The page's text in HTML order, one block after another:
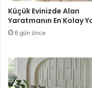
koltuklarla uyum
Monokrom renkler,
açısından küçük
olmasını sağlar ve sık
Küçük Evinizde Alan
Yaratmanın En Kolay
6 gün önce